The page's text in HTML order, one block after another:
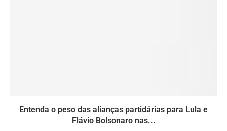
Entenda o peso das alianças partidárias para Lula e
Flávio Bolsonaro nas...